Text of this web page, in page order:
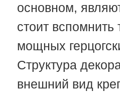
основном,
стоит
мощных
Структура
внешний вид